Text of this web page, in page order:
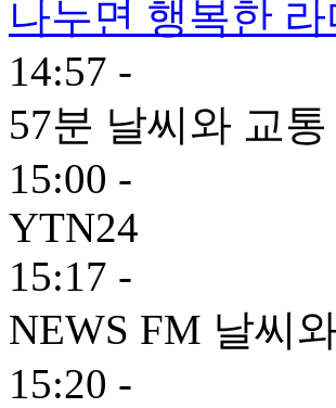
나누면 행복한
14:57 -
57분 날씨와 교통
15:00 -
YTN24
15:17 -
NEWS FM 날씨
15:20 -